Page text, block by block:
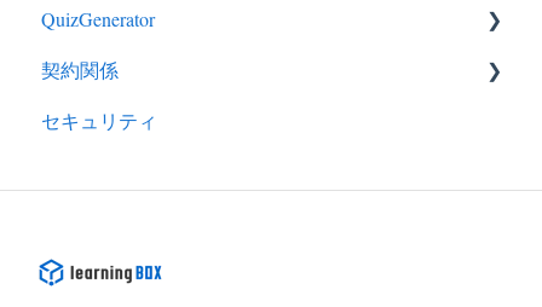
QuizGenerator
QuizGeneratorの特徴
クイズ作成－出題形式
カスタマイズ
契約関係
ライセンス
支払い
セキュリティ